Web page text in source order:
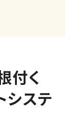
付く
システ